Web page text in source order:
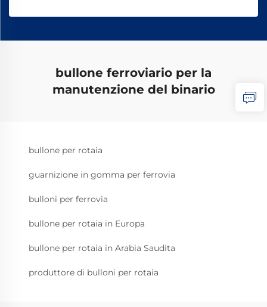
bullone ferroviario per la
manutenzione del binario
bullone per rotaia
guarnizione in gomma per ferrovia
bulloni per ferrovia
bullone per rotaia in Europa
bullone per rotaia in Arabia Saudita
produttore di bulloni per rotaia